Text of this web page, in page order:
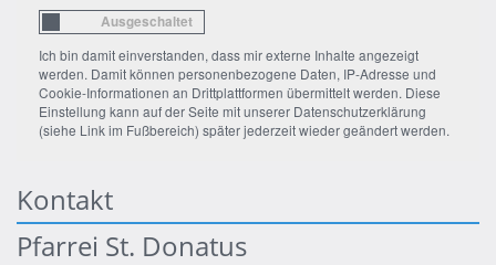
Ich bin damit einverstanden, dass mir externe Inhalte angezeigt
werden. Damit können personenbezogene Daten, IP-Adresse und
Cookie-Informationen an Drittplattformen übermittelt werden. Diese
Einstellung kann auf der Seite mit unserer Datenschutzerklärung
(siehe Link im Fußbereich) später jederzeit wieder geändert werden.
Kontakt
Pfarrei St. Donatus